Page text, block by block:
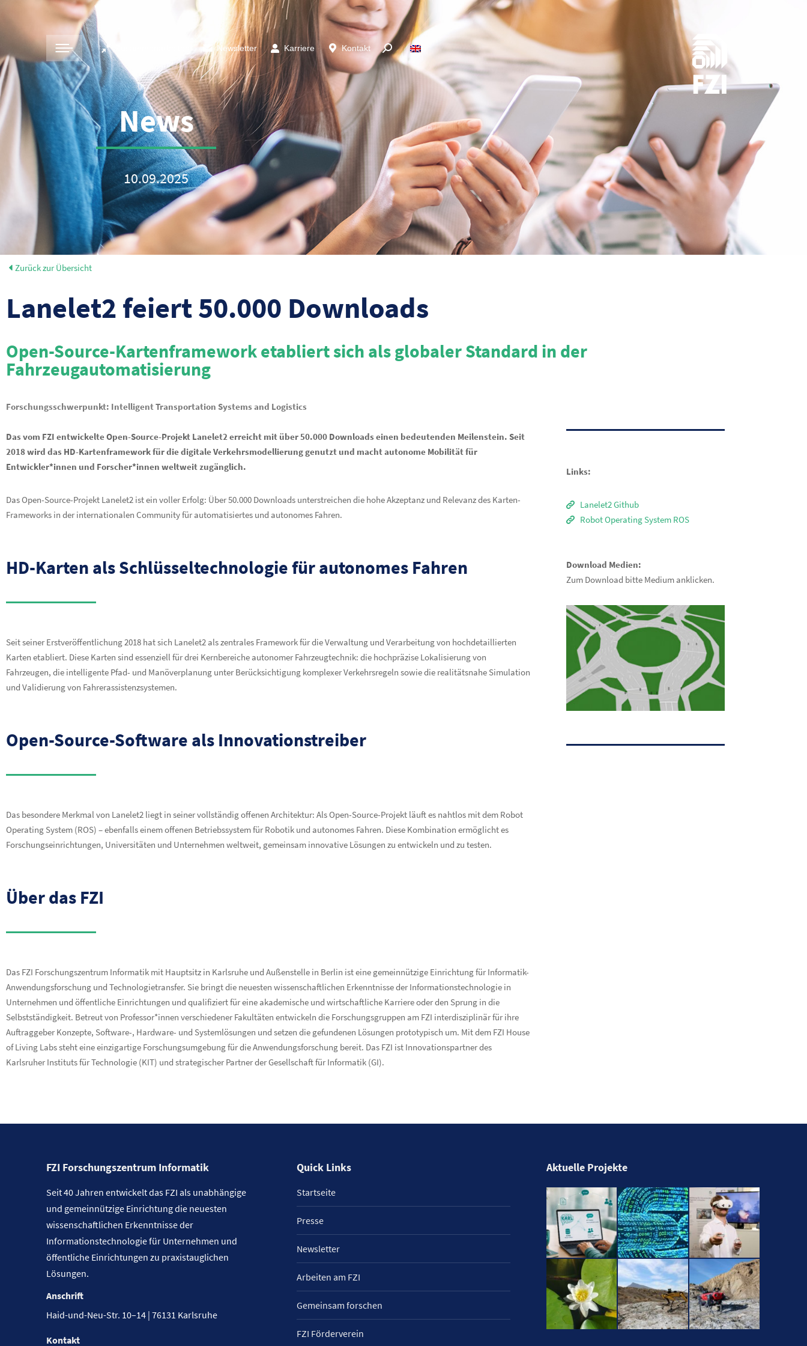
Newsletter Karriere Kontakt
News
10.09.2025
Zurück zur Übersicht
Lanelet2 feiert 50.000 Downloads
Open-Source-Kartenframework etabliert sich als globaler Standard in der
Fahrzeugautomatisierung
Forschungsschwerpunkt: Intelligent Transportation Systems and Logistics
Das vom FZI entwickelte Open-Source-Projekt Lanelet2 erreicht mit über 50.000 Downloads einen bedeutenden Meilenstein. Seit
2018 wird das HD-Kartenframework für die digitale Verkehrsmodellierung genutzt und macht autonome Mobilität für
Entwickler*innen und Forscher*innen weltweit zugänglich.
Das Open-Source-Projekt Lanelet2 ist ein voller Erfolg: Über 50.000 Downloads unterstreichen die hohe Akzeptanz und Relevanz des Karten-
Frameworks in der internationalen Community für automatisiertes und autonomes Fahren.
HD-Karten als Schlüsseltechnologie für autonomes Fahren
Seit seiner Erstveröffentlichung 2018 hat sich Lanelet2 als zentrales Framework für die Verwaltung und Verarbeitung von hochdetaillierten
Karten etabliert. Diese Karten sind essenziell für drei Kernbereiche autonomer Fahrzeugtechnik: die hochpräzise Lokalisierung von
Fahrzeugen, die intelligente Pfad- und Manöverplanung unter Berücksichtigung komplexer Verkehrsregeln sowie die realitätsnahe Simulation
und Validierung von Fahrerassistenzsystemen.
Open-Source-Software als Innovationstreiber
Das besondere Merkmal von Lanelet2 liegt in seiner vollständig offenen Architektur: Als Open-Source-Projekt läuft es nahtlos mit dem Robot
Operating System (ROS) – ebenfalls einem offenen Betriebssystem für Robotik und autonomes Fahren. Diese Kombination ermöglicht es
Forschungseinrichtungen, Universitäten und Unternehmen weltweit, gemeinsam innovative Lösungen zu entwickeln und zu testen.
Über das FZI
Das FZI Forschungszentrum Informatik mit Hauptsitz in Karlsruhe und Außenstelle in Berlin ist eine gemeinnützige Einrichtung für Informatik-
Anwendungsforschung und Technologietransfer. Sie bringt die neuesten wissenschaftlichen Erkenntnisse der Informationstechnologie in
Unternehmen und öffentliche Einrichtungen und qualifiziert für eine akademische und wirtschaftliche Karriere oder den Sprung in die
Selbstständigkeit. Betreut von Professor*innen verschiedener Fakultäten entwickeln die Forschungsgruppen am FZI interdisziplinär für ihre
Auftraggeber Konzepte, Software-, Hardware- und Systemlösungen und setzen die gefundenen Lösungen prototypisch um. Mit dem FZI House
of Living Labs steht eine einzigartige Forschungsumgebung für die Anwendungsforschung bereit. Das FZI ist Innovationspartner des
Karlsruher Instituts für Technologie (KIT) und strategischer Partner der Gesellschaft für Informatik (GI).
Links:
Lanelet2 Github
Robot Operating System ROS
Download Medien:
Zum Download bitte Medium anklicken.
FZI Forschungszentrum Informatik
Seit 40 Jahren entwickelt das FZI als unabhängige
und gemeinnützige Einrichtung die neuesten
wissenschaftlichen Erkenntnisse der
Informationstechnologie für Unternehmen und
öffentliche Einrichtungen zu praxistauglichen
Lösungen.
Anschrift
Haid-und-Neu-Str. 10–14 | 76131 Karlsruhe
Kontakt
Quick Links
Startseite
Presse
Newsletter
Arbeiten am FZI
Gemeinsam forschen
FZI Förderverein
Aktuelle Projekte